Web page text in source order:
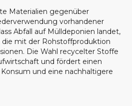
Materialien gegenüber
vorhandener
Abfall auf Mülldeponien landet,
mit der Rohstoffproduktion
Die Wahl recycelter Stoffe
und fördert einen
und eine nachhaltigere